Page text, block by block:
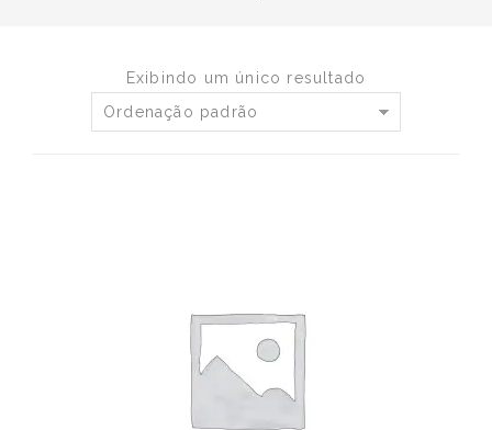
Exibindo um único resultado
Ordenação padrão